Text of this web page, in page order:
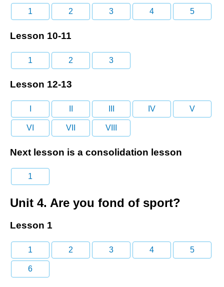
1 2 3 4 5
Lesson 10-11
1 2 3
Lesson 12-13
IV V
VI VII VIII
Next lesson is a consolidation lesson
1
Unit 4. Are you fond of sport?
Lesson 1
1 2 3 4 5
6